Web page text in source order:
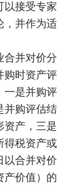
以接受专家
，并作为适
合并对价分
购时资产评
一是并购评
并购评估结
资产，三是
得税资产或
以合并对价
产价值）的